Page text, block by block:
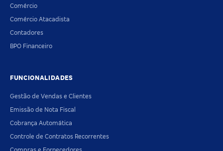
Comércio
Comércio Atacadista
Contadores
BPO Financeiro
FUNCIONALIDADES
Gestão de Vendas e Clientes
Emissão de Nota Fiscal
Cobrança Automática
Controle de Contratos Recorrentes